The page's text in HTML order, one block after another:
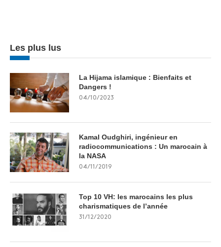
Les plus lus
La Hijama islamique : Bienfaits et
Dangers !
04/10/2023
Kamal Oudghiri, ingénieur en
radiocommunications : Un marocain à
la NASA
04/11/2019
Top 10 VH: les marocains les plus
charismatiques de l’année
31/12/2020